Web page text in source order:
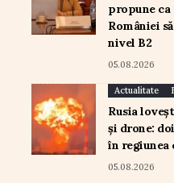
propune
României
nivel B2
05.08.2026
Actualitate
Rusia
și drone:
în regiunea
05.08.2026